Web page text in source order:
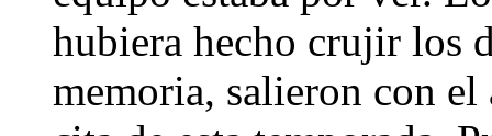
hubiera hecho crujir los
memoria, salieron con